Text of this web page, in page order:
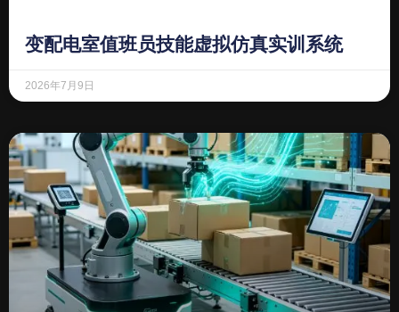
变配电室值班员技能虚拟仿真实训系统
2026年7月9日